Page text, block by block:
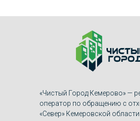
«Чистый Город Кемерово» —
оператор по обращению с
«Север» Кемеровской области